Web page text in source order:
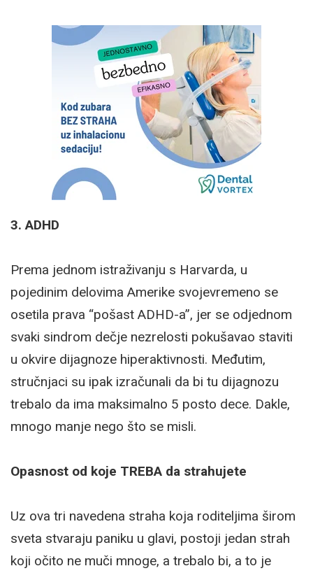
3. ADHD
Prema jednom istraživanju s Harvarda, u
pojedinim delovima Amerike svojevremeno se
osetila prava “pošast ADHD-a”, jer se odjednom
svaki sindrom dečje nezrelosti pokušavao staviti
u okvire dijagnoze hiperaktivnosti. Međutim,
stručnjaci su ipak izračunali da bi tu dijagnozu
trebalo da ima maksimalno 5 posto dece. Dakle,
mnogo manje nego što se misli.
Opasnost od koje TREBA da strahujete
Uz ova tri navedena straha koja roditeljima širom
sveta stvaraju paniku u glavi, postoji jedan strah
koji očito ne muči mnoge, a trebalo bi, a to je